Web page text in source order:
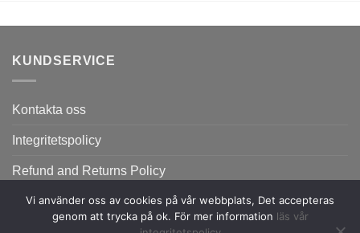
KUNDSERVICE
Kontakta oss
Integritetspolicy
Refund and Returns Policy
Vi använder oss av cookies på vår webbplats, Det accepteras
genom att trycka på ok. För mer information läs vår